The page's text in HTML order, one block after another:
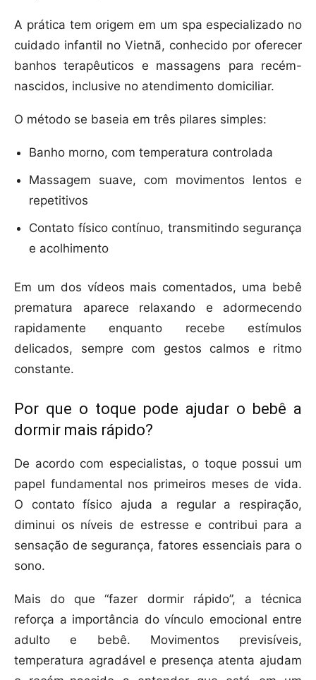
A prática tem origem em um spa especializado no
cuidado infantil no Vietnã, conhecido por oferecer
banhos terapêuticos e massagens para recém-
nascidos, inclusive no atendimento domiciliar.
O método se baseia em três pilares simples:
Banho morno, com temperatura controlada
Massagem suave, com movimentos lentos e
repetitivos
Contato físico contínuo, transmitindo segurança
e acolhimento
Em um dos vídeos mais comentados, uma bebê
prematura aparece relaxando e adormecendo
rapidamente enquanto recebe estímulos
delicados, sempre com gestos calmos e ritmo
constante.
Por que o toque pode ajudar o bebê a
dormir mais rápido?
De acordo com especialistas, o toque possui um
papel fundamental nos primeiros meses de vida.
O contato físico ajuda a regular a respiração,
diminui os níveis de estresse e contribui para a
sensação de segurança, fatores essenciais para o
sono.
Mais do que “fazer dormir rápido”, a técnica
reforça a importância do vínculo emocional entre
adulto e bebê. Movimentos previsíveis,
temperatura agradável e presença atenta ajudam